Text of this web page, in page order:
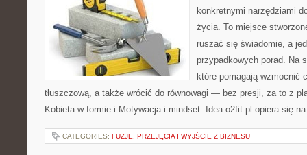
konkretnymi narzędziami
życia. To miejsce
ruszać się świadomie, a
przypadkowych porad. Na
które pomagają wzmocnić
tłuszczową, a także wrócić do równowagi — bez presji, za to z
Kobieta w formie i Motywacja i mindset. Idea o2fit.pl opiera się
CATEGORIES: FUZJE, PRZEJĘCIA I WYJŚCIE Z BIZNESU